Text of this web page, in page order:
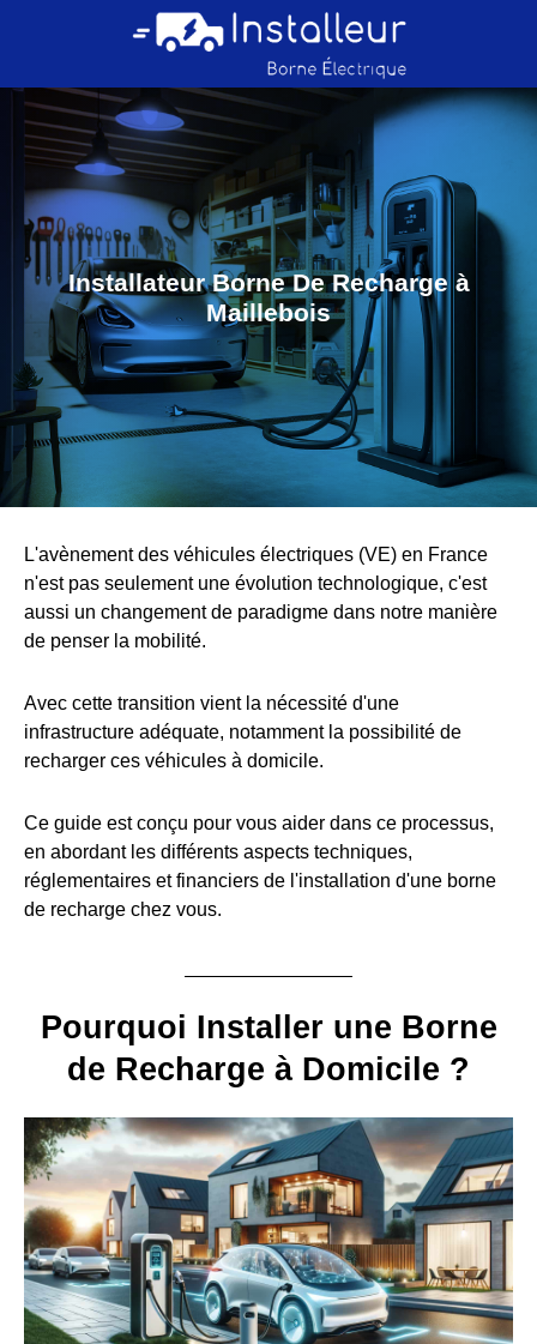
Installateur Borne De Recharge à
Maillebois
L'avènement des véhicules électriques (VE) en France
n'est pas seulement une évolution technologique, c'est
aussi un changement de paradigme dans notre manière
de penser la mobilité.
Avec cette transition vient la nécessité d'une
infrastructure adéquate, notamment la possibilité de
recharger ces véhicules à domicile.
Ce guide est conçu pour vous aider dans ce processus,
en abordant les différents aspects techniques,
réglementaires et financiers de l'installation d'une borne
de recharge chez vous.
Pourquoi Installer une Borne
de Recharge à Domicile ?